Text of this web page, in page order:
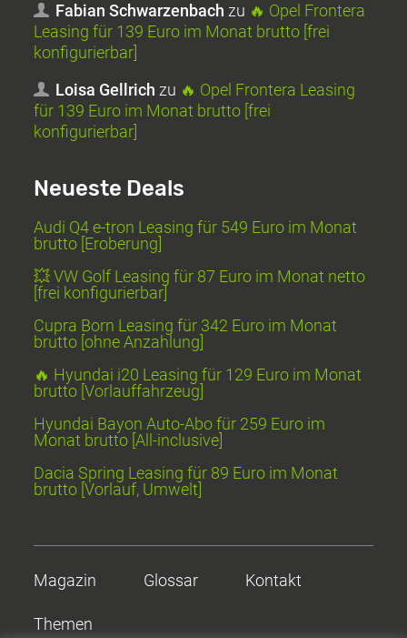
Fabian Schwarzenbach zu 🔥 Opel Frontera
Leasing für 139 Euro im Monat brutto [frei
konfigurierbar]
Loisa Gellrich zu 🔥 Opel Frontera Leasing
für 139 Euro im Monat brutto [frei
konfigurierbar]
Neueste Deals
Audi Q4 e-tron Leasing für 549 Euro im Monat
brutto [Eroberung]
💥 VW Golf Leasing für 87 Euro im Monat netto
[frei konfigurierbar]
Cupra Born Leasing für 342 Euro im Monat
brutto [ohne Anzahlung]
🔥 Hyundai i20 Leasing für 129 Euro im Monat
brutto [Vorlauffahrzeug]
Hyundai Bayon Auto-Abo für 259 Euro im
Monat brutto [All-inclusive]
Dacia Spring Leasing für 89 Euro im Monat
brutto [Vorlauf, Umwelt]
Magazin Glossar Kontakt
Themen